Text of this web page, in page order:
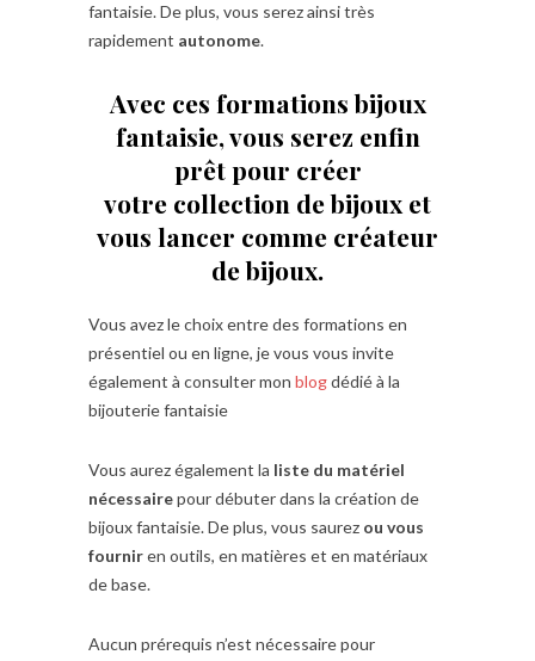
fantaisie. De plus, vous serez ainsi très
rapidement autonome.
Avec ces formations bijoux
fantaisie, vous serez enfin
prêt pour créer
votre collection de bijoux et
vous lancer comme créateur
de bijoux.
Vous avez le choix entre des formations en
présentiel ou en ligne, je vous vous invite
également à consulter mon blogdédié à la
bijouterie fantaisie
Vous aurez également la liste du matériel
nécessairepour débuter dans la création de
bijoux fantaisie. De plus, vous saurez ou vous
fourniren outils, en matières et en matériaux
de base.
Aucun prérequis n’est nécessaire pour